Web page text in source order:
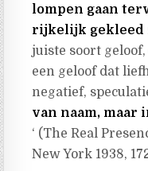
lompen gaan
rijkelijk gekleed
juiste soort
een geloof dat
negatief,
van naam,
‘ (The Real
New York 1938,